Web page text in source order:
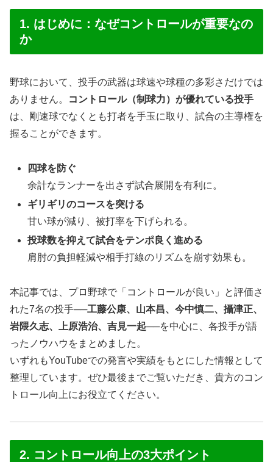
1. はじめに：なぜコントロールが重要なの
か
野球において、投手の武器は球速や球種の多彩さだけでは
ありません。
コントロール（制球力）が優れている投手
は、剛速球でなくとも打者を手玉に取り、試合の主導権を
握ることができます。
四球を防ぐ
余計なランナーを出さず試合展開を有利に。
ギリギリのコースを突ける
甘い球が減り、被打率を下げられる。
投球数を抑えて試合をテンポ良く進める
肩肘の負担軽減や相手打線のリズムを崩す効果も。
本記事では、プロ野球で「コントロールが良い」と評価さ
れた7名の投手──工藤公康、山本昌、今中慎二、攝津正、
岩隈久志、上原浩治、吉見一起──を中心に、各投手が語
ったノウハウをまとめました。
いずれもYouTubeでの発言や実績をもとにした情報として
整理しています。ぜひ最後までご覧いただき、貴方のコン
トロール向上にお役立てください。
2. コントロール向上の3大ポイント